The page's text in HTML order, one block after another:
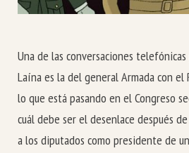
Una de las conversaciones
Laína es la del general Armada con el
lo que está pasando en el Congreso
cuál debe ser el desenlace después
a los diputados como presidente de